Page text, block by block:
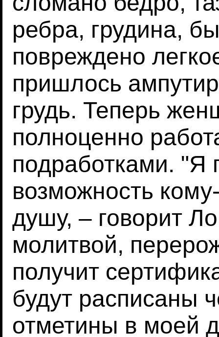
ребра, грудина,
повреждено
пришлось
грудь. Теперь
полноценно
подработками. "Я
возможность
душу, – говорит
молитвой,
получит
будут расписаны
отметины в моей